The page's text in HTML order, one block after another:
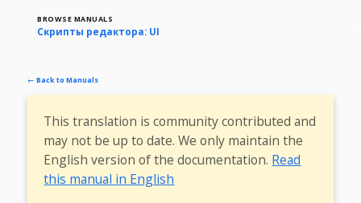
BROWSE MANUALS
Скрипты редактора: UI
← Back to Manuals
This translation is community contributed and
may not be up to date. We only maintain the
English version of the documentation. Read
this manual in English